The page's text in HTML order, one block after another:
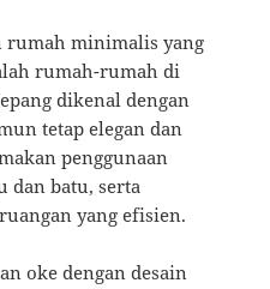
rumah minimalis yang
rumah-rumah di
dikenal dengan
tetap elegan dan
penggunaan
dan batu, serta
yang efisien.
oke dengan desain